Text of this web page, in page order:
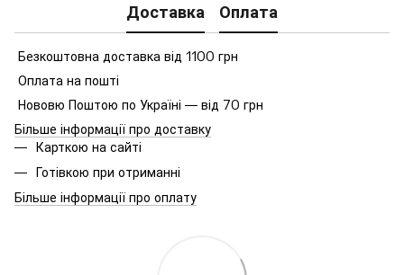
Доставка Оплата
Безкоштовна доставка від 1100 грн
Оплата на пошті
Нововю Поштою по Україні — від 70 грн
Більше інформації про доставку
Карткою на сайті
Готівкою при отриманні
Більше інформації про оплату